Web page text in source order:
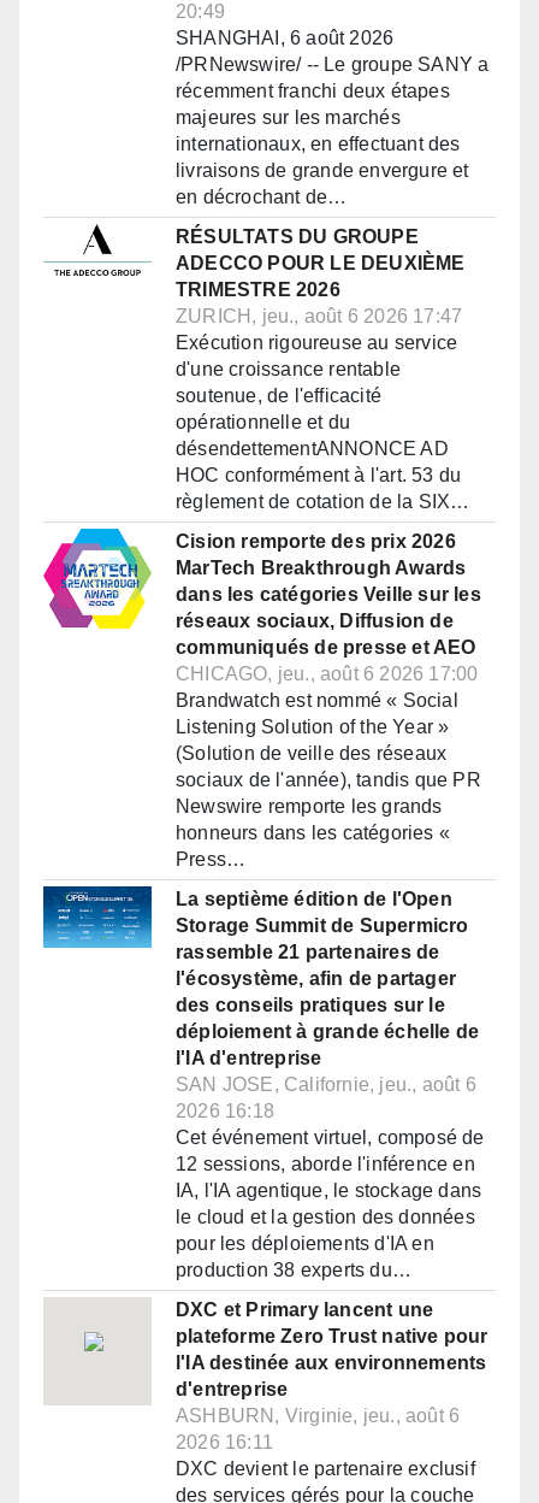
20:49
SHANGHAI, 6 août 2026
/PRNewswire/ -- Le groupe SANY a
récemment franchi deux étapes
majeures sur les marchés
internationaux, en effectuant des
livraisons de grande envergure et
en décrochant de…
RÉSULTATS DU GROUPE
ADECCO POUR LE DEUXIÈME
TRIMESTRE 2026
ZURICH, jeu., août 6 2026 17:47
Exécution rigoureuse au service
d'une croissance rentable
soutenue, de l'efficacité
opérationnelle et du
désendettementANNONCE AD
HOC conformément à l'art. 53 du
règlement de cotation de la SIX…
Cision remporte des prix 2026
MarTech Breakthrough Awards
dans les catégories Veille sur les
réseaux sociaux, Diffusion de
communiqués de presse et AEO
CHICAGO, jeu., août 6 2026 17:00
Brandwatch est nommé « Social
Listening Solution of the Year »
(Solution de veille des réseaux
sociaux de l'année), tandis que PR
Newswire remporte les grands
honneurs dans les catégories «
Press…
La septième édition de l'Open
Storage Summit de Supermicro
rassemble 21 partenaires de
l'écosystème, afin de partager
des conseils pratiques sur le
déploiement à grande échelle de
l'IA d'entreprise
SAN JOSE, Californie, jeu., août 6
2026 16:18
Cet événement virtuel, composé de
12 sessions, aborde l'inférence en
IA, l'IA agentique, le stockage dans
le cloud et la gestion des données
pour les déploiements d'IA en
production 38 experts du…
DXC et Primary lancent une
plateforme Zero Trust native pour
l'IA destinée aux environnements
d'entreprise
ASHBURN, Virginie, jeu., août 6
2026 16:11
DXC devient le partenaire exclusif
des services gérés pour la couche